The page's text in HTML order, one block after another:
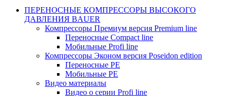
ПЕРЕНОСНЫЕ КОМПРЕССОРЫ ВЫСОКОГО
ДАВЛЕНИЯ BAUER
Компрессоры Премиум версия Premium line
Переносные Compact line
Мобильные Profi line
Компрессоры Эконом версия Poseidon edition
Переносные PE
Мобильные PE
Видео материалы
Видео о серии Profi line